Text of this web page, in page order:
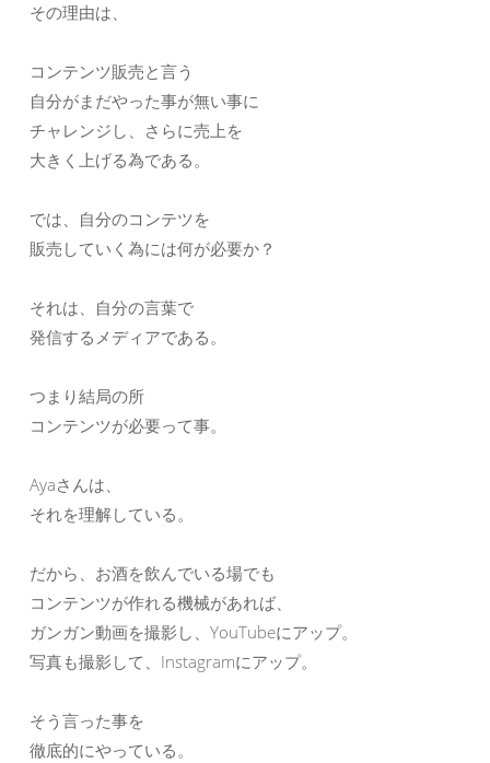
その理由は、
コンテンツ販売と言う
自分がまだやった事が無い事に
チャレンジし、さらに売上を
大きく上げる為である。
では、自分のコンテツを
販売していく為には何が必要か？
それは、自分の言葉で
発信するメディアである。
つまり結局の所
コンテンツが必要って事。
Ayaさんは、
それを理解している。
だから、お酒を飲んでいる場でも
コンテンツが作れる機械があれば、
ガンガン動画を撮影し、YouTubeにアップ。
写真も撮影して、Instagramにアップ。
そう言った事を
徹底的にやっている。